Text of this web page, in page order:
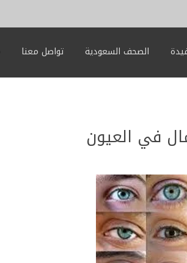
الصحف السعودية تواصل معنا
في العيون